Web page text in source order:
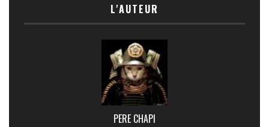
L'AUTEUR
PERE CHAPI